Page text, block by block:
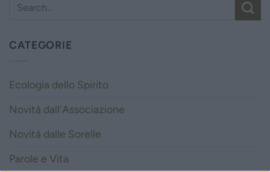
CATEGORIE
Ecologia dello Spirito
Novità dall'Associazione
Novità dalle Sorelle
Parole e Vita